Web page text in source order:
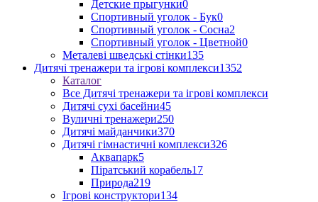
Детские прыгунки0
Спортивный уголок - Бук0
Спортивный уголок - Сосна2
Спортивный уголок - Цветной0
Металеві шведські стінки135
Дитячі тренажери та ігрові комплекси1352
Каталог
Все Дитячі тренажери та ігрові комплекси
Дитячі сухі басейни45
Вуличні тренажери250
Дитячі майданчики370
Дитячі гімнастичні комплекси326
Аквапарк5
Піратський корабель17
Природа219
Ігрові конструктори134